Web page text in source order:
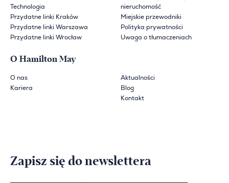
Technologia
Przydatne linki Kraków
Przydatne linki Warszawa
Przydatne linki Wrocław
nieruchomość
Miejskie przewodniki
Polityka prywatności
Uwaga o tłumaczeniach
O Hamilton May
O nas
Kariera
Aktualności
Blog
Kontakt
Zapisz się do newslettera